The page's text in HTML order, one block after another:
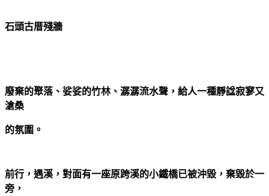
石頭古厝殘牆
廢棄的聚落、娑娑的竹林、潺潺流水聲，給人一種靜諡寂寥又
滄桑
的氛圍。
前行，遇溪，對面有一座原跨溪的小鐵橋已被沖毀，棄毀於一
旁，